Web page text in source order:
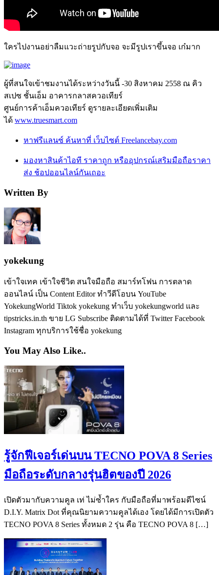
ใครไปงานอย่าลืมแวะถ่ายรูปกับจอ จะมีรูปเราขึ้นจอ เก๋มาก
ผู้ที่สนใจเข้าชมงานได้ระหว่างวันนี้ -30 สิงหาคม 2558 ณ คิว
สเปซ ชั้นเอ็ม อาคารกลาสควอเทียร์
ศูนย์การค้าเอ็มควอเทียร์ ดูรายละเอียดเพิ่มเติม
ได้ www.truesmart.com
หาฟรีแลนซ์​ ค้นหาที่ เว็บไซต์ Freelancebay.com
มองหาสินค้าไอที ราคาถูก หรืออุปกรณ์เสริมมือถือราคา
ส่ง ช้อปออนไลน์กันเถอะ
Written By
yokekung
เข้าใจเทค เข้าใจชีวิต สนใจมือถือ สมาร์ทโฟน การตลาด
ออนไลน์ เป็น Content Editor ทำวีดีโอบน YouTube
YokekungWorld Tiktok yokekung ทำเว็บ yokekungworld และ
tipstricks.in.th ขาย LG Subscribe ติดตามได้ที่ Twitter Facebook
Instagram ทุกบริการใช้ชื่อ yokekung
You May Also Like..
รู้จักฟีเจอร์เด่นบน TECNO POVA 8 Series
มือถือระดับกลางรุ่นฮิตของปี 2026
เปิดตัวมากับความคูล เท่ ไม่ซ้ำใคร กับมือถือที่มาพร้อมดีไซน์
D.I.Y. Matrix Dot ที่คุณนิยามความคูลได้เอง โดยได้มีการเปิดตัว
TECNO POVA 8 Series ทั้งหมด 2 รุ่น คือ TECNO POVA 8 […]